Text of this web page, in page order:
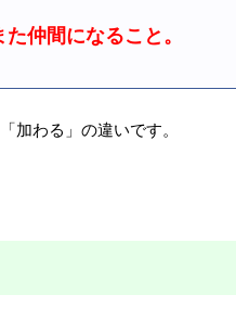
仲間になること。
加わる」の違いです。